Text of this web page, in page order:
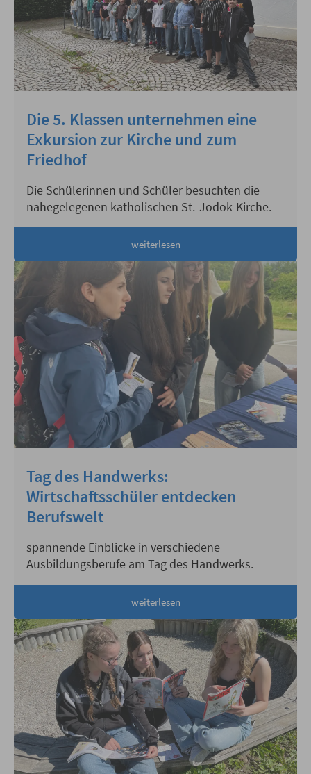
Die 5. Klassen unternehmen eine
Exkursion zur Kirche und zum
Friedhof
Die Schülerinnen und Schüler besuchten die
nahegelegenen katholischen St.-Jodok-Kirche.
weiterlesen
Tag des Handwerks:
Wirtschaftsschüler entdecken
Berufswelt
spannende Einblicke in verschiedene
Ausbildungsberufe am Tag des Handwerks.
weiterlesen